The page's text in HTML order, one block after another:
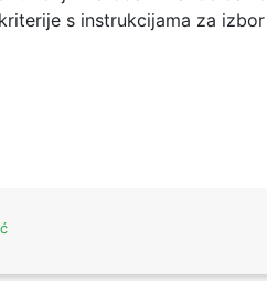
s instrukcijama za